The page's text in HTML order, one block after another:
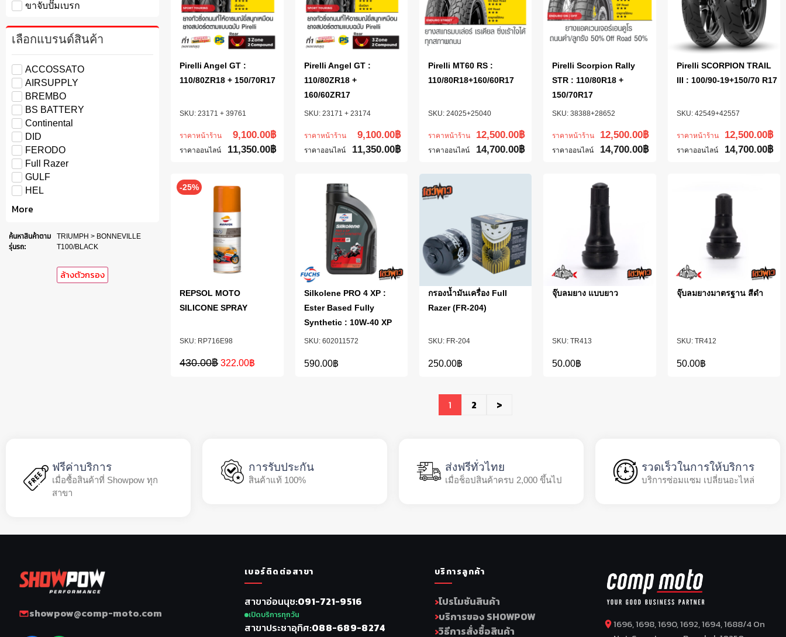
ขาจับปั๊มเบรก
เลือกแบรนด์สินค้า
ACCOSSATO
AIRSUPPLY
BREMBO
BS BATTERY
Continental
DID
FERODO
Full Razer
GULF
HEL
More
ค้นหาสินค้าตาม
รุ่นรถ:
TRIUMPH > BONNEVILLE
T100/BLACK
ล้างตัวกรอง
23171 + 39761
Pirelli Angel GT :
110/80ZR18 + 150/70R17
ราคาหน้าร้าน 9,100.00฿
ราคาออนไลน์ 11,350.00฿
23171 + 23174
Pirelli Angel GT :
110/80ZR18 +
160/60ZR17
ราคาหน้าร้าน 9,100.00฿
ราคาออนไลน์ 11,350.00฿
24025+25040
Pirelli MT60 RS :
110/80R18+160/60R17
ราคาหน้าร้าน 12,500.00฿
ราคาออนไลน์ 14,700.00฿
38388+28652
Pirelli Scorpion Rally
STR : 110/80R18 +
150/70R17
ราคาหน้าร้าน 12,500.00฿
ราคาออนไลน์ 14,700.00฿
42549+42557
Pirelli SCORPION TRAIL
III : 100/90-19+150/70 R17
ราคาหน้าร้าน 12,500.00฿
ราคาออนไลน์ 14,700.00฿
-25%
RP716E98
REPSOL MOTO
SILICONE SPRAY
430.00฿ 322.00฿
602011572
Silkolene PRO 4 XP :
Ester Based Fully
Synthetic : 10W-40 XP
590.00฿
FR-204
กรองน้ำมันเครื่อง Full
Razer (FR-204)
250.00฿
TR413
จุ๊บลมยาง แบบยาว
50.00฿
TR412
จุ๊บลมยางมาตรฐาน สีดำ
50.00฿
1 2 >
ฟรีค่าบริการ
เมื่อซื้อสินค้าที่ Showpow ทุก
สาขา
การรับประกัน
สินค้าแท้ 100%
ส่งฟรีทั่วไทย
เมื่อช็อปสินค้าครบ 2,000 ขึ้นไป
รวดเร็วในการให้บริการ
บริการซ่อมแซม เปลี่ยนอะไหล่
showpow@comp-moto.com
เบอร์ติดต่อสาขา
สาขาอ่อนนุช 091-721-9516
เปิดบริการทุกวัน
สาขาประชาอุทิศ 088-689-8274
บริการลูกค้า
โปรโมชันสินค้า
บริการของ SHOWPOW
วิธีการสั่งซื้อสินค้า
1696, 1698, 1690, 1692, 1694, 1688/4 On